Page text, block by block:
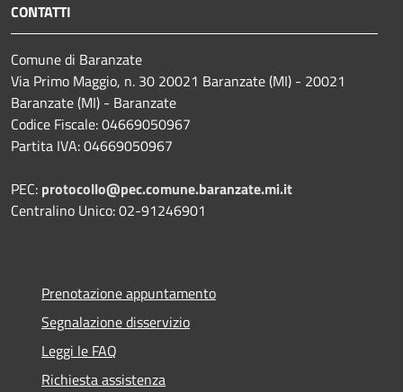
CONTATTI
Comune di Baranzate
Via Primo Maggio, n. 30 20021 Baranzate (MI) - 20021
Baranzate (MI) - Baranzate
Codice Fiscale: 04669050967
Partita IVA: 04669050967
PEC: protocollo@pec.comune.baranzate.mi.it
Centralino Unico: 02-91246901
Prenotazione appuntamento
Segnalazione disservizio
Leggi le FAQ
Richiesta assistenza